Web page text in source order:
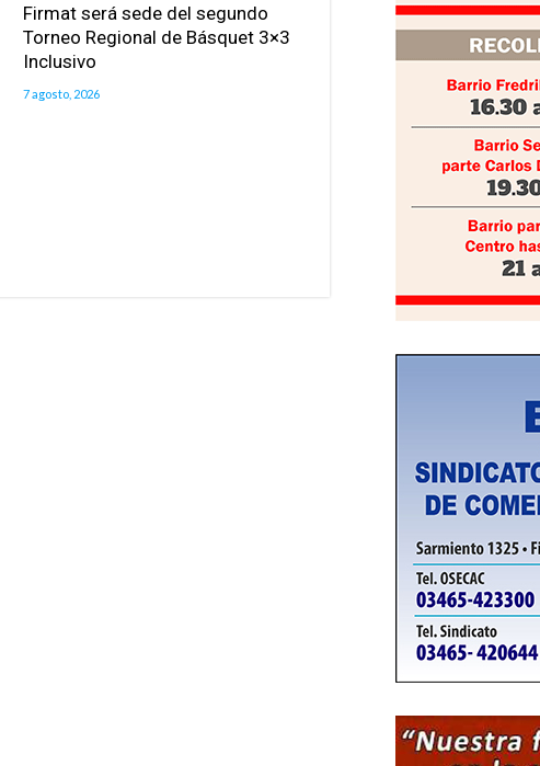
Firmat será sede del segundo
Torneo Regional de Básquet 3×3
Inclusivo
7 agosto, 2026